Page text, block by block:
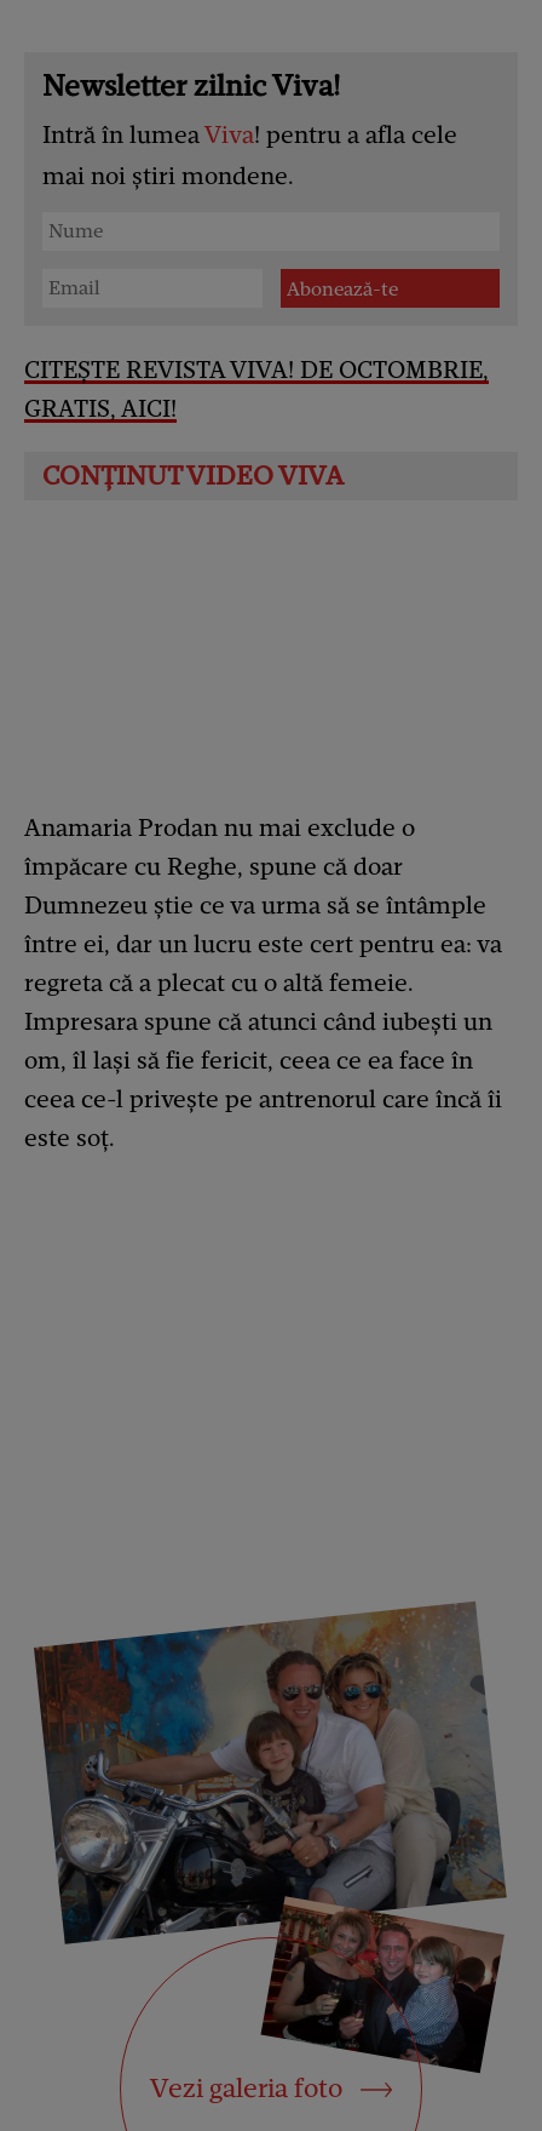
Newsletter zilnic Viva!
Intră în lumeaViva! pentru a afla cele
mai noi știri mondene.
CITEȘTE REVISTA VIVA! DE OCTOMBRIE,
GRATIS, AICI!
Anamaria Prodan nu mai exclude o
împăcare cu Reghe, spune că doar
Dumnezeu știe ce va urma să se întâmple
între ei, dar un lucru este cert pentru ea: va
regreta că a plecat cu o altă femeie.
Impresara spune că atunci când iubești un
om, îl lași să fie fericit, ceea ce ea face în
ceea ce-l privește pe antrenorul care încă îi
este soț.
Vezi galeria foto